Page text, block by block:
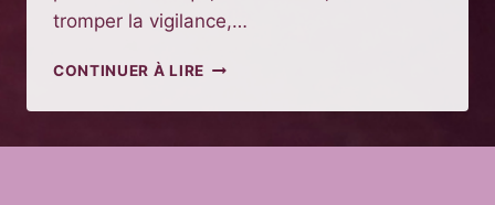
tromper la vigilance,…
CONTINUER À LIRECHOISIR
MEILLEURS